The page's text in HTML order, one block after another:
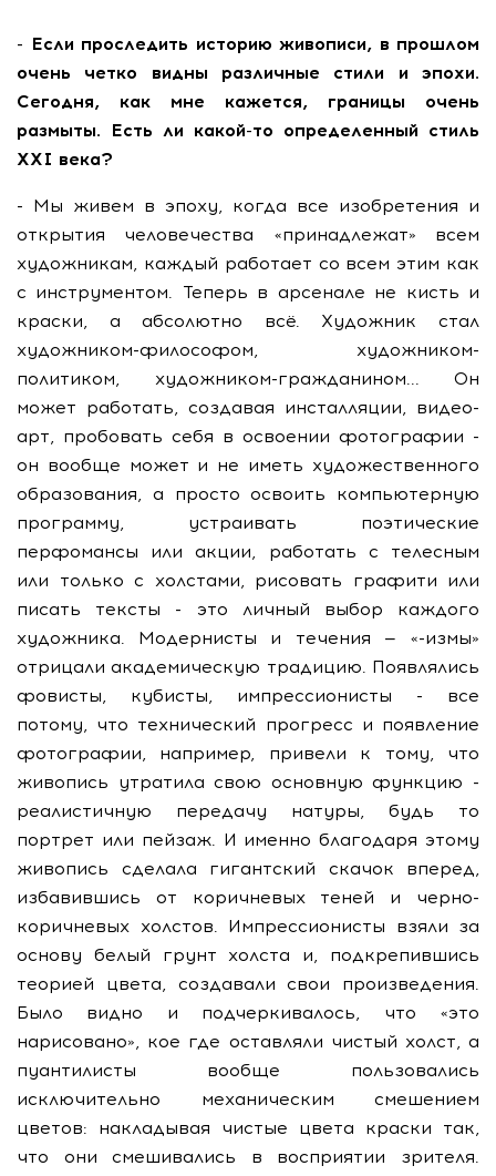
- Если проследить историю живописи, в прошлом
очень четко видны различные стили и эпохи.
Сегодня, как мне кажется, границы очень
размыты. Есть ли какой-то определенный стиль
XXI века?
- Мы живем в эпоху, когда все изобретения и
открытия человечества «принадлежат» всем
художникам, каждый работает со всем этим как
с инструментом. Теперь в арсенале не кисть и
краски, а абсолютно всё. Художник стал
художником-философом, художником-
политиком, художником-гражданином... Он
может работать, создавая инсталляции, видео-
арт, пробовать себя в освоении фотографии -
он вообще может и не иметь художественного
образования, а просто освоить компьютерную
программу, устраивать поэтические
перфомансы или акции, работать с телесным
или только с холстами, рисовать графити или
писать тексты - это личный выбор каждого
художника. Модернисты и течения — «-измы»
отрицали академическую традицию. Появлялись
фовисты, кубисты, импрессионисты - все
потому, что технический прогресс и появление
фотографии, например, привели к тому, что
живопись утратила свою основную функцию -
реалистичную передачу натуры, будь то
портрет или пейзаж. И именно благодаря этому
живопись сделала гигантский скачок вперед,
избавившись от коричневых теней и черно-
коричневых холстов. Импрессионисты взяли за
основу белый грунт холста и, подкрепившись
теорией цвета, создавали свои произведения.
Было видно и подчеркивалось, что «это
нарисовано», кое где оставляли чистый холст, а
пуантилисты вообще пользовались
исключительно механическим смешением
цветов: накладывая чистые цвета краски так,
что они смешивались в восприятии зрителя.